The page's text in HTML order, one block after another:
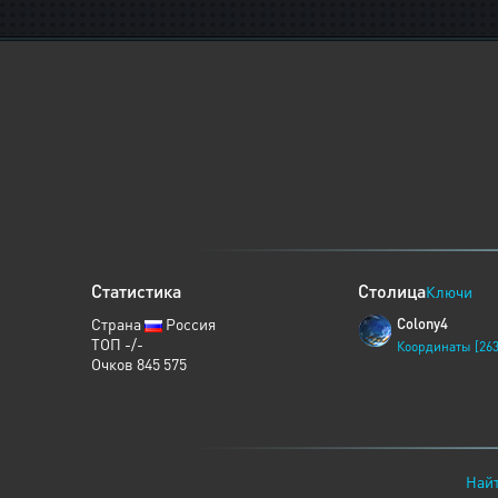
Статистика
Страна
Россия
ТОП -/-
Очков 845 575
СтолицаКлючи
Colony4
Координаты